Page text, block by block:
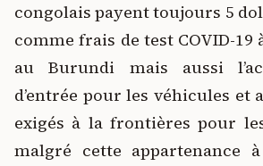
congolais payent toujours 5
comme frais de test COVID-19
au Burundi mais aussi
d’entrée pour les véhicules et
exigés à la frontières pour
malgré cette appartenance à